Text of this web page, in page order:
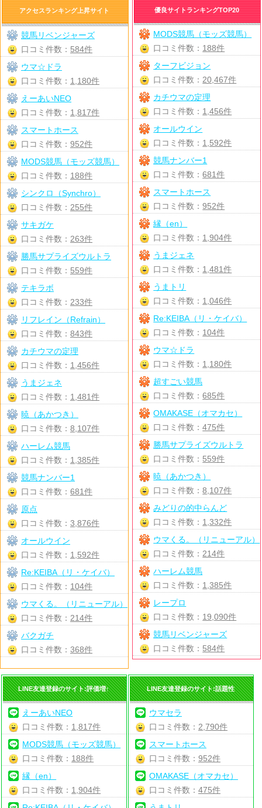
優良サイトランキングTOP20
MODS競馬（モッズ競馬）
口コミ件数： 188件
ターフビジョン
口コミ件数： 20,467件
カチウマの定理
口コミ件数： 1,456件
オールウイン
口コミ件数： 1,592件
競馬ナンバー1
口コミ件数：681件
スマートホース
口コミ件数：952件
縁（en）
口コミ件数： 1,904件
うまジェネ
口コミ件数： 1,481件
うまトリ
口コミ件数： 1,046件
Re:KEIBA（リ・ケイバ）
口コミ件数： 104件
ウマ☆ドラ
口コミ件数： 1,180件
超すごい競馬
口コミ件数：685件
OMAKASE（オマカセ）
口コミ件数：475件
勝馬サプライズウルトラ
口コミ件数： 559件
暁（あかつき）
口コミ件数：8,107件
みどりの的中らんど
口コミ件数： 1,332件
ウマくる。（リニューアル）
口コミ件数： 214件
ハーレム競馬
口コミ件数： 1,385件
レープロ
口コミ件数： 19,090件
競馬リベンジャーズ
口コミ件数： 584件
アクセスランキング上昇サイト
競馬リベンジャーズ
口コミ件数： 584件
ウマ☆ドラ
口コミ件数： 1,180件
えーあいNEO
口コミ件数： 1,817件
スマートホース
口コミ件数： 952件
MODS競馬（モッズ競馬）
口コミ件数： 188件
シンクロ（Synchro）
口コミ件数： 255件
サキガケ
口コミ件数： 263件
勝馬サプライズウルトラ
口コミ件数： 559件
テキラボ
口コミ件数： 233件
リフレイン（Refrain）
口コミ件数： 843件
カチウマの定理
口コミ件数： 1,456件
うまジェネ
口コミ件数： 1,481件
暁（あかつき）
口コミ件数： 8,107件
ハーレム競馬
口コミ件数： 1,385件
競馬ナンバー1
口コミ件数： 681件
原点
口コミ件数： 3,876件
オールウイン
口コミ件数： 1,592件
Re:KEIBA（リ・ケイバ）
口コミ件数： 104件
ウマくる。（リニューアル）
口コミ件数： 214件
バクガチ
口コミ件数： 368件
LINE友達登録のサイト:評価増↑
えーあいNEO
口コミ件数： 1,817件
MODS競馬（モッズ競馬）
口コミ件数： 188件
縁（en）
口コミ件数： 1,904件
LINE友達登録のサイト:話題性
ウマセラ
口コミ件数： 2,790件
スマートホース
口コミ件数： 952件
OMAKASE（オマカセ）
口コミ件数： 475件